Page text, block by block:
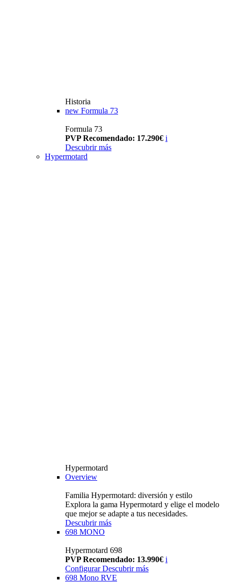
Historia
new Formula 73
Formula 73
PVP Recomendado: 17.290€ i
Descubrir más
Hypermotard
Hypermotard
Overview
Familia Hypermotard: diversión y estilo
Explora la gama Hypermotard y elige el modelo
que mejor se adapte a tus necesidades.
Descubrir más
698 MONO
Hypermotard 698
PVP Recomendado: 13.990€ i
ConfigurarDescubrir más
698 Mono RVE